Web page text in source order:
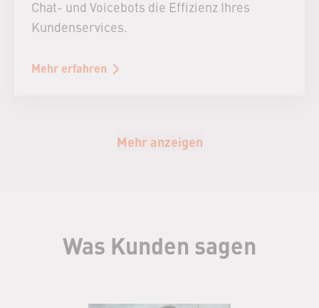
Chat- und Voicebots die Effizienz Ihres
Kundenservices.
Mehr erfahren
Mehr anzeigen
Was Kunden sagen